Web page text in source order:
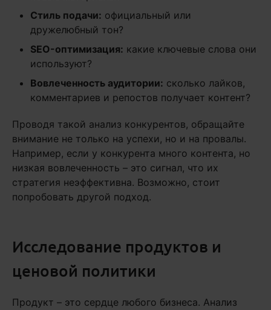
Стиль подачи: официальный или
дружелюбный тон?
SEO-оптимизация: какие ключевые слова они
используют?
Вовлеченность аудитории: сколько лайков,
комментариев и репостов получает контент?
Проводя такой анализ конкурентов, обращайте
внимание не только на успехи, но и на провалы.
Например, если у конкурента много контента, но
низкая вовлеченность – это сигнал, что их
стратегия неэффективна. Возможно, стоит
попробовать другой подход.
Исследование продуктов и
ценовой политики
Продукт – это сердце любого бизнеса. Анализ